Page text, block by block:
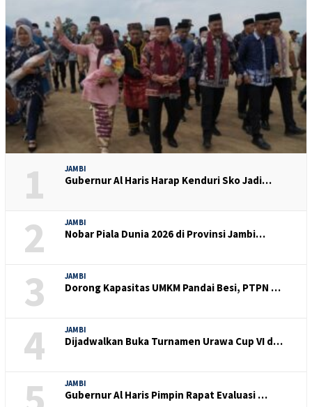
1 JAMBI
Gubernur Al Haris Harap Kenduri Sko Jadi…
2 JAMBI
Nobar Piala Dunia 2026 di Provinsi Jambi…
3 JAMBI
Dorong Kapasitas UMKM Pandai Besi, PTPN …
4 JAMBI
Dijadwalkan Buka Turnamen Urawa Cup VI d…
JAMBI
Gubernur Al Haris Pimpin Rapat Evaluasi …